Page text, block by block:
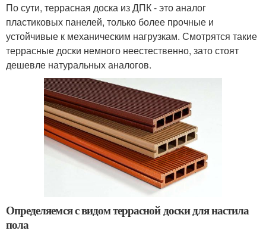
По сути, террасная доска из ДПК - это аналог
пластиковых панелей, только более прочные и
устойчивые к механическим нагрузкам. Смотрятся такие
террасные доски немного неестественно, зато стоят
дешевле натуральных аналогов.
Определяемся с видом террасной доски для настила
пола